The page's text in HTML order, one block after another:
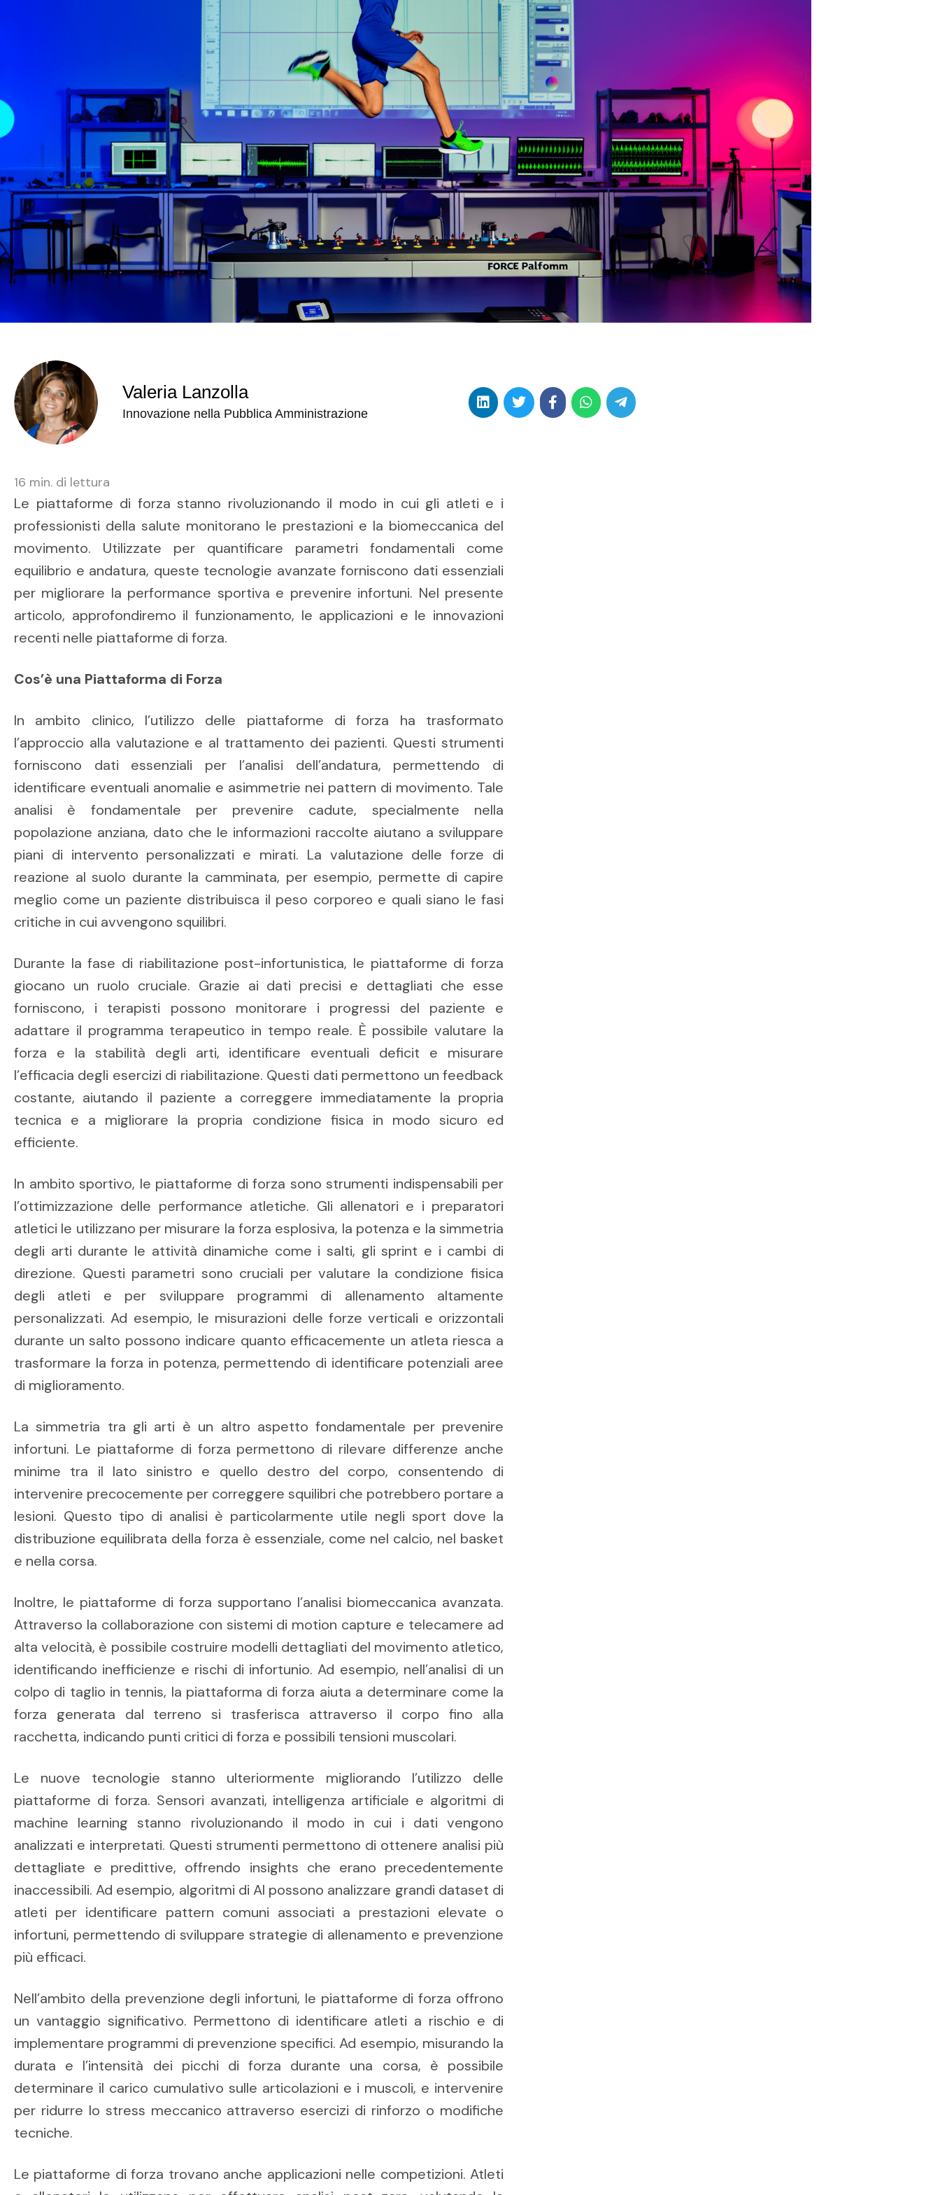
Valeria Lanzolla
Innovazione nella Pubblica Amministrazione
16 min. di lettura
Le piattaforme di forza stanno rivoluzionando il modo in cui gli atleti e i
professionisti della salute monitorano le prestazioni e la biomeccanica del
movimento. Utilizzate per quantificare parametri fondamentali come
equilibrio e andatura, queste tecnologie avanzate forniscono dati essenziali
per migliorare la performance sportiva e prevenire infortuni. Nel presente
articolo, approfondiremo il funzionamento, le applicazioni e le innovazioni
recenti nelle piattaforme di forza.
Cos’è una Piattaforma di Forza
In ambito clinico, l’utilizzo delle piattaforme di forza ha trasformato
l’approccio alla valutazione e al trattamento dei pazienti. Questi strumenti
forniscono dati essenziali per l’analisi dell’andatura, permettendo di
identificare eventuali anomalie e asimmetrie nei pattern di movimento. Tale
analisi è fondamentale per prevenire cadute, specialmente nella
popolazione anziana, dato che le informazioni raccolte aiutano a sviluppare
piani di intervento personalizzati e mirati. La valutazione delle forze di
reazione al suolo durante la camminata, per esempio, permette di capire
meglio come un paziente distribuisca il peso corporeo e quali siano le fasi
critiche in cui avvengono squilibri.
Durante la fase di riabilitazione post-infortunistica, le piattaforme di forza
giocano un ruolo cruciale. Grazie ai dati precisi e dettagliati che esse
forniscono, i terapisti possono monitorare i progressi del paziente e
adattare il programma terapeutico in tempo reale. È possibile valutare la
forza e la stabilità degli arti, identificare eventuali deficit e misurare
l’efficacia degli esercizi di riabilitazione. Questi dati permettono un feedback
costante, aiutando il paziente a correggere immediatamente la propria
tecnica e a migliorare la propria condizione fisica in modo sicuro ed
efficiente.
In ambito sportivo, le piattaforme di forza sono strumenti indispensabili per
l’ottimizzazione delle performance atletiche. Gli allenatori e i preparatori
atletici le utilizzano per misurare la forza esplosiva, la potenza e la simmetria
degli arti durante le attività dinamiche come i salti, gli sprint e i cambi di
direzione. Questi parametri sono cruciali per valutare la condizione fisica
degli atleti e per sviluppare programmi di allenamento altamente
personalizzati. Ad esempio, le misurazioni delle forze verticali e orizzontali
durante un salto possono indicare quanto efficacemente un atleta riesca a
trasformare la forza in potenza, permettendo di identificare potenziali aree
di miglioramento.
La simmetria tra gli arti è un altro aspetto fondamentale per prevenire
infortuni. Le piattaforme di forza permettono di rilevare differenze anche
minime tra il lato sinistro e quello destro del corpo, consentendo di
intervenire precocemente per correggere squilibri che potrebbero portare a
lesioni. Questo tipo di analisi è particolarmente utile negli sport dove la
distribuzione equilibrata della forza è essenziale, come nel calcio, nel basket
e nella corsa.
Inoltre, le piattaforme di forza supportano l’analisi biomeccanica avanzata.
Attraverso la collaborazione con sistemi di motion capture e telecamere ad
alta velocità, è possibile costruire modelli dettagliati del movimento atletico,
identificando inefficienze e rischi di infortunio. Ad esempio, nell’analisi di un
colpo di taglio in tennis, la piattaforma di forza aiuta a determinare come la
forza generata dal terreno si trasferisca attraverso il corpo fino alla
racchetta, indicando punti critici di forza e possibili tensioni muscolari.
Le nuove tecnologie stanno ulteriormente migliorando l’utilizzo delle
piattaforme di forza. Sensori avanzati, intelligenza artificiale e algoritmi di
machine learning stanno rivoluzionando il modo in cui i dati vengono
analizzati e interpretati. Questi strumenti permettono di ottenere analisi più
dettagliate e predittive, offrendo insights che erano precedentemente
inaccessibili. Ad esempio, algoritmi di AI possono analizzare grandi dataset di
atleti per identificare pattern comuni associati a prestazioni elevate o
infortuni, permettendo di sviluppare strategie di allenamento e prevenzione
più efficaci.
Nell’ambito della prevenzione degli infortuni, le piattaforme di forza offrono
un vantaggio significativo. Permettono di identificare atleti a rischio e di
implementare programmi di prevenzione specifici. Ad esempio, misurando la
durata e l’intensità dei picchi di forza durante una corsa, è possibile
determinare il carico cumulativo sulle articolazioni e i muscoli, e intervenire
per ridurre lo stress meccanico attraverso esercizi di rinforzo o modifiche
tecniche.
Le piattaforme di forza trovano anche applicazioni nelle competizioni. Atleti